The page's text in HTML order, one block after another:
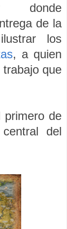
donde
de la
los
, a quien
que
primero de
del